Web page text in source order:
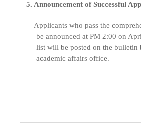
5. Announcement of Successful
Applicants who pass the
be announced at PM 2:00 on
list will be posted on the bulletin
academic affairs office.